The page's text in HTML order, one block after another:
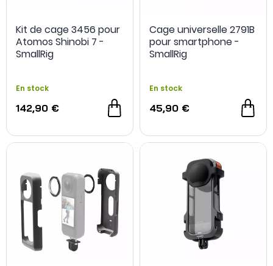
Kit de cage 3456 pour
Atomos Shinobi 7 -
SmallRig
En stock
142,90 €
Cage universelle 2791B
pour smartphone -
SmallRig
En stock
45,90 €